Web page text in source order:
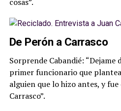
De Perón a Carrasco
Sorprende Cabandié: “Dejame
primer funcionario que
alguien que lo hizo antes, y
Carrasco”.